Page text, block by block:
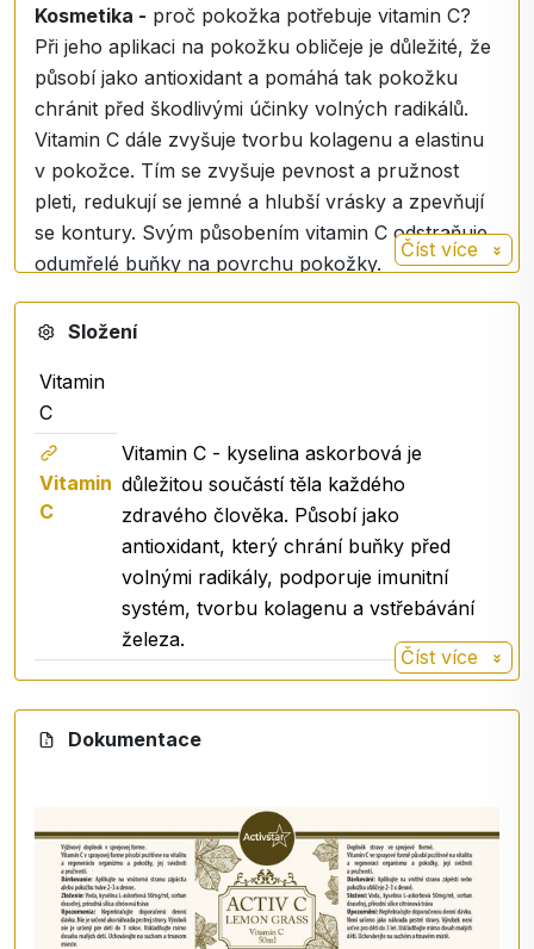
Kosmetika - proč pokožka potřebuje vitamin C?
Při jeho aplikaci na pokožku obličeje je důležité, že
působí jako antioxidant a pomáhá tak pokožku
chránit před škodlivými účinky volných radikálů.
Vitamin C dále zvyšuje tvorbu kolagenu a elastinu
v pokožce. Tím se zvyšuje pevnost a pružnost
pleti, redukují se jemné a hlubší vrásky a zpevňují
se kontury. Svým působením vitamin C odstraňuje
odumřelé buňky na povrchu pokožky.
Vitamin C má řadu zdravotních tvrzení-
http://eur-lex.europa.eu/legal-content/SK/TXT/?
Nastříkejte 2 - 3 střiky na pokožku zápěstí nebo
obličeje a nechte působit.
Upozornění: pouze pro vnější použití.
Nepoužívejte vnitřně! Nestříkejte do očí! Po aplikaci
se vyhněte přímému slunečnímu záření.
Skladujtena suchém a tmavém místě při teplotě
do 25 °C. Chraňte před mrazem!
Číst více
Složení
Vitamin
C
Vitamin
C
Vitamin C - kyselina askorbová je
důležitou součástí těla každého
zdravého člověka. Působí jako
antioxidant, který chrání buňky před
volnými radikály, podporuje imunitní
systém, tvorbu kolagenu a vstřebávání
železa.
Číst více
Dokumentace